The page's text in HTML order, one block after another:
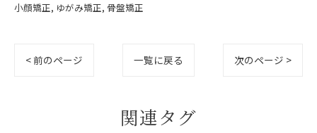
小顔矯正 ゆがみ矯正 骨盤矯正
< 前のページ 一覧に戻る 次のページ >
関連タグ